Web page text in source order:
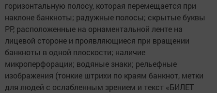
горизонтальную полосу, которая перемещается при
наклоне банкноты; радужные полосы; скрытые буквы
РР, расположенные на орнаментальной ленте на
лицевой стороне и проявляющиеся при вращении
банкноты в одной плоскости; наличие
микроперфорации; водяные знаки; рельефные
изображения (тонкие штрихи по краям банкнот, метки
для людей с ослабленным зрением и текст «БИЛЕТ